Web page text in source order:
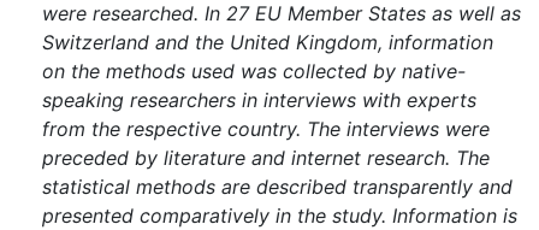
were researched. In 27 EU Member States as well as
Switzerland and the United Kingdom, information
on the methods used was collected by native-
speaking researchers in interviews with experts
from the respective country. The interviews were
preceded by literature and internet research. The
statistical methods are described transparently and
presented comparatively in the study. Information is